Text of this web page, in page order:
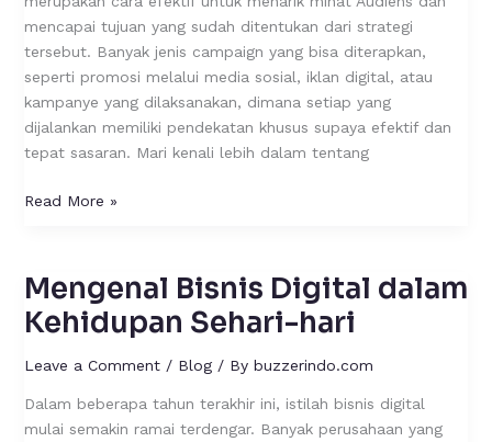
mencapai tujuan yang sudah ditentukan dari strategi
tersebut. Banyak jenis campaign yang bisa diterapkan,
seperti promosi melalui media sosial, iklan digital, atau
kampanye yang dilaksanakan, dimana setiap yang
dijalankan memiliki pendekatan khusus supaya efektif dan
tepat sasaran. Mari kenali lebih dalam tentang
Read More »
Mengenal Bisnis Digital dalam
Kehidupan Sehari-hari
Leave a Comment / Blog/ By buzzerindo.com
Dalam beberapa tahun terakhir ini, istilah bisnis digital
mulai semakin ramai terdengar. Banyak perusahaan yang
Mengenal
Bisnis
Digital
dalam
Sehari-
hari